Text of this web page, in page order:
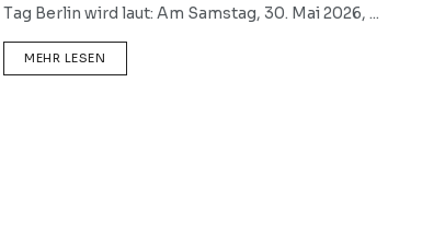
Tag Berlin wird laut: Am Samstag, 30. Mai 2026, ...
MEHR LESEN